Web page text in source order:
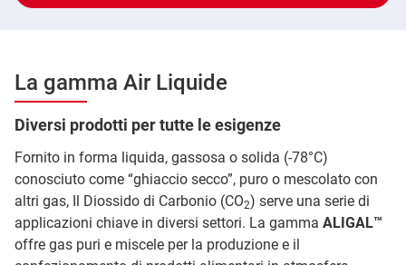
La gamma Air Liquide
Diversi prodotti per tutte le esigenze
Fornito in forma liquida, gassosa o solida (-78°C)
conosciuto come “ghiaccio secco”, puro o mescolato con
altri gas, Il Diossido di Carbonio (CO2) serve una serie di
applicazioni chiave in diversi settori. La gamma ALIGAL™
offre gas puri e miscele per la produzione e il